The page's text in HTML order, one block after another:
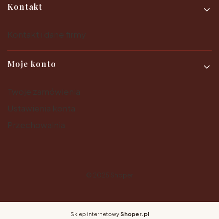
Kontakt
Moje konto
Sklep internetowy Shoper.pl